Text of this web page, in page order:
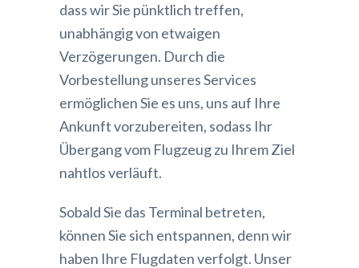
dass wir Sie pünktlich treffen,
unabhängig von etwaigen
Verzögerungen. Durch die
Vorbestellung unseres Services
ermöglichen Sie es uns, uns auf Ihre
Ankunft vorzubereiten, sodass Ihr
Übergang vom Flugzeug zu Ihrem Ziel
nahtlos verläuft.
Sobald Sie das Terminal betreten,
können Sie sich entspannen, denn wir
haben Ihre Flugdaten verfolgt. Unser